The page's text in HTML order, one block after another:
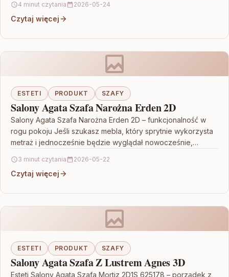
4 minut czytania 2026-05-24
Czytaj więcej
ESTETI PRODUKT SZAFY
Salony Agata Szafa Narożna Erden 2D
Salony Agata Szafa Narożna Erden 2D – funkcjonalność w
rogu pokoju Jeśli szukasz mebla, który sprytnie wykorzysta
metraż i jednocześnie będzie wyglądał nowocześnie,
3 minut czytania 2026-05-22
Czytaj więcej
ESTETI PRODUKT SZAFY
Salony Agata Szafa Z Lustrem Agnes 3D
Esteti Salony Agata Szafa Mortiz 2D1S 625178 – porządek z